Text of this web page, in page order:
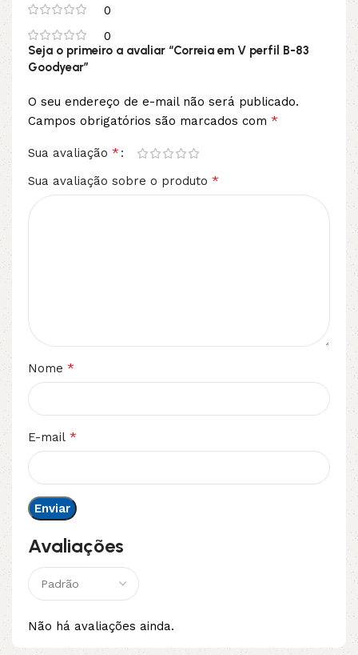
0
0
Avaliações
Não há avaliações ainda.
Seja o primeiro a avaliar “Correia em V perfil B-83
Goodyear”
O seu endereço de e-mail não será publicado.
Campos obrigatórios são marcados com *
Sua avaliação *
Sua avaliação sobre o produto *
Nome *
E-mail *